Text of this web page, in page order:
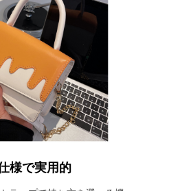
様で実用的